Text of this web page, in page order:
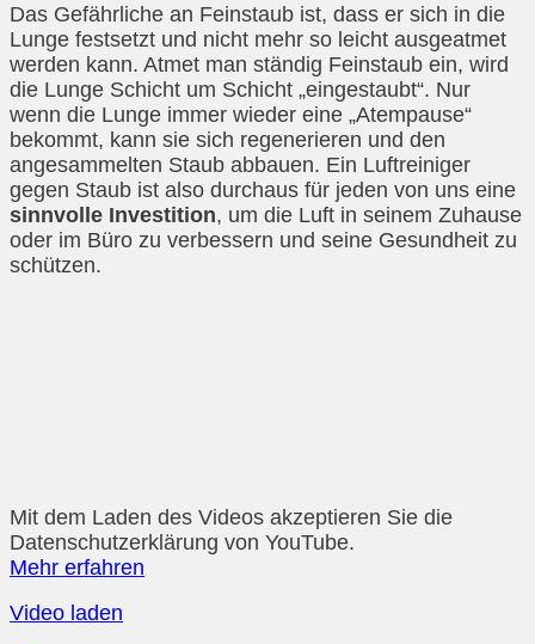
Das Gefährliche an Feinstaub ist, dass er sich in die
Lunge festsetzt und nicht mehr so leicht ausgeatmet
werden kann. Atmet man ständig Feinstaub ein, wird
die Lunge Schicht um Schicht „eingestaubt“. Nur
wenn die Lunge immer wieder eine „Atempause“
bekommt, kann sie sich regenerieren und den
angesammelten Staub abbauen. Ein Luftreiniger
gegen Staub ist also durchaus für jeden von uns eine
sinnvolle Investition, um die Luft in seinem Zuhause
oder im Büro zu verbessern und seine Gesundheit zu
schützen.
Mit dem Laden des Videos akzeptieren Sie die
Datenschutzerklärung von YouTube.
Mehr erfahren
Video laden